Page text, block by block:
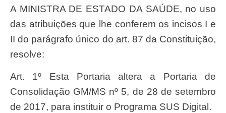
A MINISTRA DE ESTADO DA SAÚDE, no uso
das atribuições que lhe conferem os incisos I e
II do parágrafo único do art. 87 da Constituição,
resolve:
Art. 1º Esta Portaria altera a Portaria de
Consolidação GM/MS nº 5, de 28 de setembro
de 2017, para instituir o Programa SUS Digital.